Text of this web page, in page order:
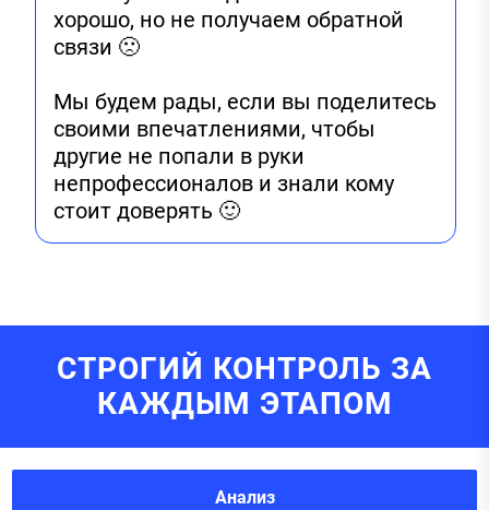
хорошо, но не получаем обратной
связи 🙁
Мы будем рады, если вы поделитесь
своими впечатлениями, чтобы
другие не попали в руки
непрофессионалов и знали кому
стоит доверять 🙂
СТРОГИЙ КОНТРОЛЬ ЗА
КАЖДЫМ ЭТАПОМ
Анализ